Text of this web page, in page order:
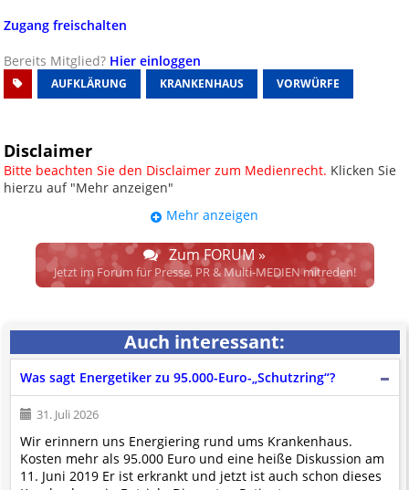
Zugang freischalten
Bereits Mitglied? Hier einloggen
AUFKLÄRUNG KRANKENHAUS VORWÜRFE
Disclaimer
Bitte beachten Sie den Disclaimer zum Medienrecht. Klicken Sie
hierzu auf "Mehr anzeigen"
UPDATE: § 17 ECG seit 16.02.2024
weggefallen.
Wir lassen den Disclaimertext dennoch so stehen, bis sich die
Justiz im klaren ist, wodurch dieser und etliche weitere, damit
Spielraum für das sog. "Richterrecht", welches alleine aufgrund
schwammiger Gesetze gewisse Parteien bevorzugen kann.
Wir verweisen hiermit auf den
Ausschluss der Verantwortlichkeit bei
Links
und betonen ausdrücklich, dass wir die im Abs. 1 des § 17 ECG
genannte Überprüfung etwaiger Rechtswidrigkeit im verlinkten Inhalt
nicht immer gewährleisten können.
Die Betreiber und die Autoren dieser Website sind weder Juristen, noch
beschäftigen sie solche, dürfen und können daherkeine
Mehr anzeigen
Zum FORUM »
Jetzt im Forum für Presse, PR & Multi-MEDIEN mitreden!
Auch interessant:
Was sagt Energetiker zu 95.000-Euro-„Schutzring“?
31. Juli 2026
Wir erinnern uns Energiering rund ums Krankenhaus.
Kosten mehr als 95.000 Euro und eine heiße Diskussion am
11. Juni 2019 Er ist erkrankt und jetzt ist auch schon dieses